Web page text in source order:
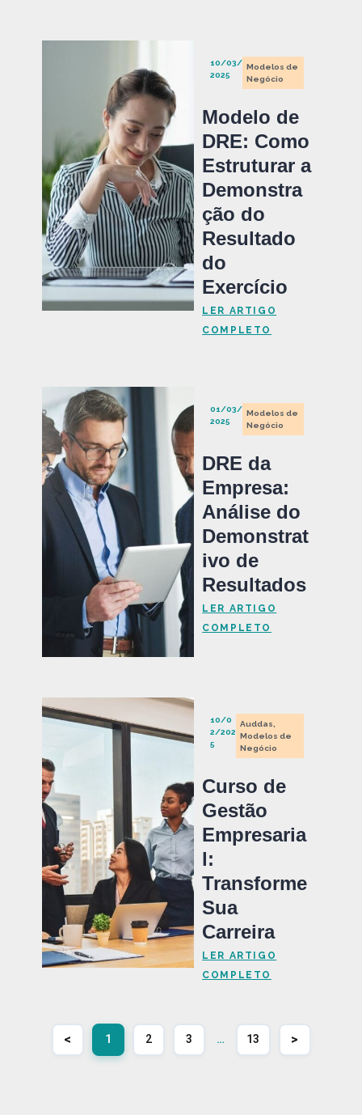
10/03/
2025
Modelos de
Negócio
Modelo de
DRE: Como
Estruturar a
Demonstra
ção do
Resultado
do
Exercício
LER ARTIGO
COMPLETO
01/03/
2025
Modelos de
Negócio
DRE da
Empresa:
Análise do
Demonstrat
ivo de
Resultados
LER ARTIGO
COMPLETO
10/0
2/202
5
Auddas
Modelos de
Negócio
Curso de
Gestão
Empresaria
l:
Transforme
Sua
Carreira
LER ARTIGO
COMPLETO
< 1 2 3 … 13 >